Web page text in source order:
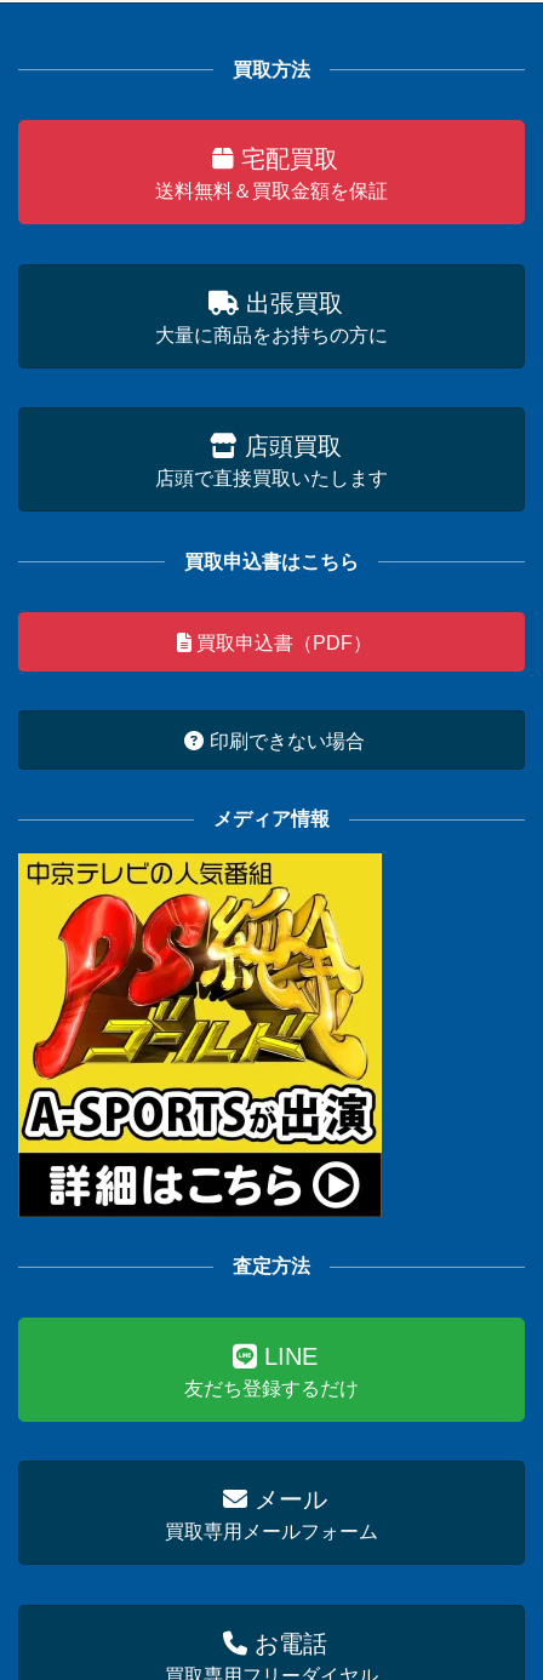
買取方法
宅配買取
送料無料＆買取金額を保証
出張買取
大量に商品をお持ちの方に
店頭買取
店頭で直接買取いたします
買取申込書はこちら
買取申込書（PDF）
印刷できない場合
メディア情報
査定方法
LINE
友だち登録するだけ
メール
買取専用メールフォーム
お電話
買取専用フリーダイヤル